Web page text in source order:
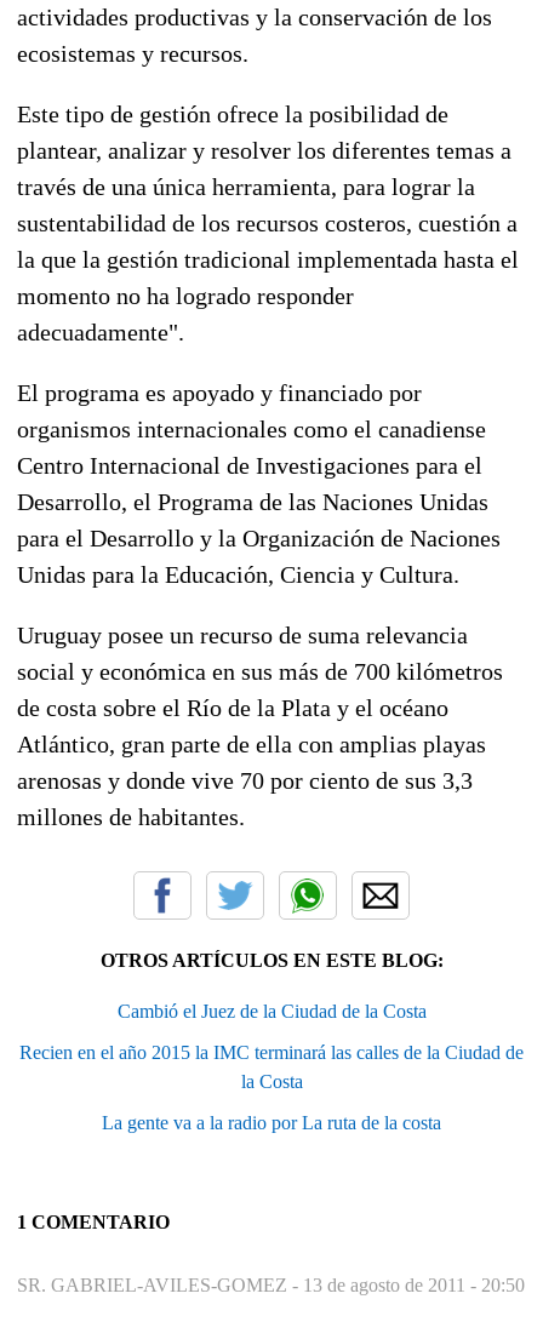
actividades productivas y la conservación de los
ecosistemas y recursos.
Este tipo de gestión ofrece la posibilidad de
plantear, analizar y resolver los diferentes temas a
través de una única herramienta, para lograr la
sustentabilidad de los recursos costeros, cuestión a
la que la gestión tradicional implementada hasta el
momento no ha logrado responder
adecuadamente".
El programa es apoyado y financiado por
organismos internacionales como el canadiense
Centro Internacional de Investigaciones para el
Desarrollo, el Programa de las Naciones Unidas
para el Desarrollo y la Organización de Naciones
Unidas para la Educación, Ciencia y Cultura.
Uruguay posee un recurso de suma relevancia
social y económica en sus más de 700 kilómetros
de costa sobre el Río de la Plata y el océano
Atlántico, gran parte de ella con amplias playas
arenosas y donde vive 70 por ciento de sus 3,3
millones de habitantes.
OTROS ARTÍCULOS EN ESTE BLOG:
Cambió el Juez de la Ciudad de la Costa
Recien en el año 2015 la IMC terminará las calles de la Ciudad de
la Costa
La gente va a la radio por La ruta de la costa
1 COMENTARIO
SR. GABRIEL-AVILES-GOMEZ - 13 de agosto de 2011 - 20:50